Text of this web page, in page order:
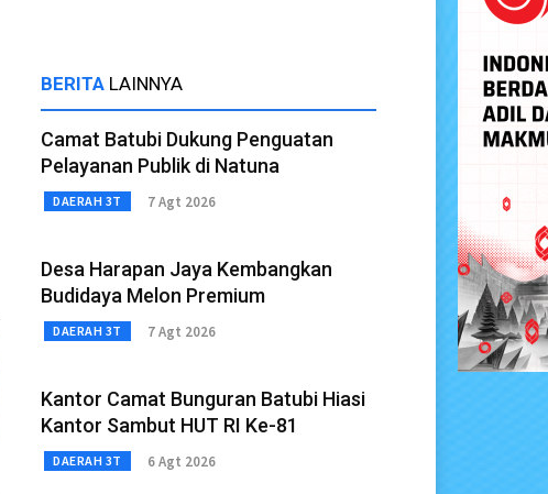
BERITA LAINNYA
Camat Batubi Dukung Penguatan
Pelayanan Publik di Natuna
DAERAH 3T 7 Agt 2026
Desa Harapan Jaya Kembangkan
Budidaya Melon Premium
DAERAH 3T 7 Agt 2026
Kantor Camat Bunguran Batubi Hiasi
Kantor Sambut HUT RI Ke-81
DAERAH 3T 6 Agt 2026